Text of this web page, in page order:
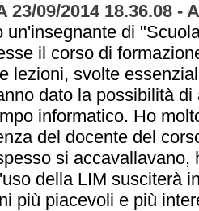
23/09/2014 18.36.08 -
un'insegnante di
il corso di
lezioni, svolte
dato la possibilità
informatico. Ho
del docente del
si accavallavano,
della LIM susciterà
più piacevoli e più